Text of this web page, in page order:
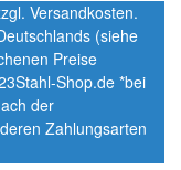
Versandkosten.
(siehe
Preise
Shop.de *bei
der
Zahlungsarten